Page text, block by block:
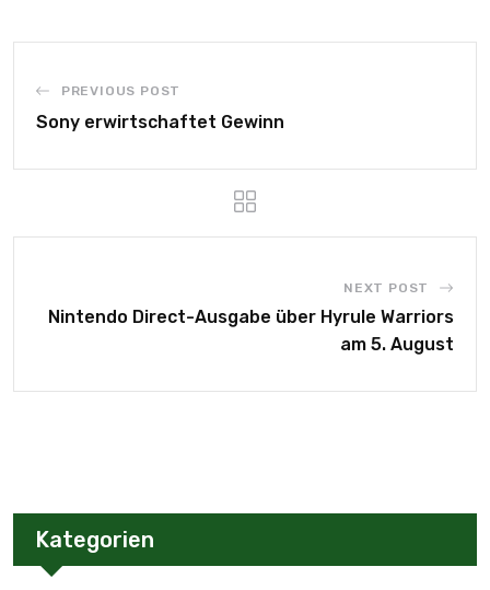
PREVIOUS POST
Sony erwirtschaftet Gewinn
NEXT POST
Nintendo Direct-Ausgabe über Hyrule Warriors
am 5. August
Kategorien